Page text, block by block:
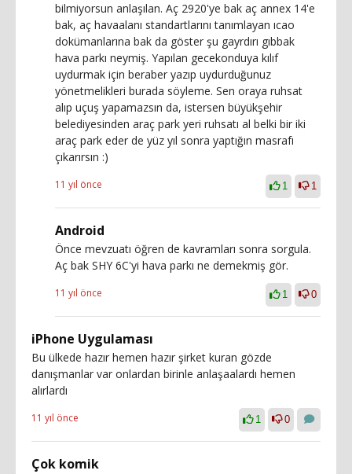
bilmiyorsun anlaşılan. Aç 2920'ye bak aç annex 14'e
bak, aç havaalanı standartlarını tanımlayan ıcao
dokümanlarına bak da göster şu gayrdırı gıbbak
hava parkı neymiş. Yapılan gecekonduya kılıf
uydurmak için beraber yazıp uydurduğunuz
yönetmelikleri burada söyleme. Sen oraya ruhsat
alıp uçuş yapamazsın da, istersen büyükşehir
belediyesinden araç park yeri ruhsatı al belki bir iki
araç park eder de yüz yıl sonra yaptığın masrafı
çıkarırsın :)
11 yıl önce 1 1
Android
Önce mevzuatı öğren de kavramları sonra sorgula.
Aç bak SHY 6C'yi hava parkı ne demekmiş gör.
11 yıl önce 1 0
iPhone Uygulaması
Bu ülkede hazır hemen hazır şirket kuran gözde
danışmanlar var onlardan birinle anlaşaalardı hemen
alırlardı
11 yıl önce 1 0
Çok komik